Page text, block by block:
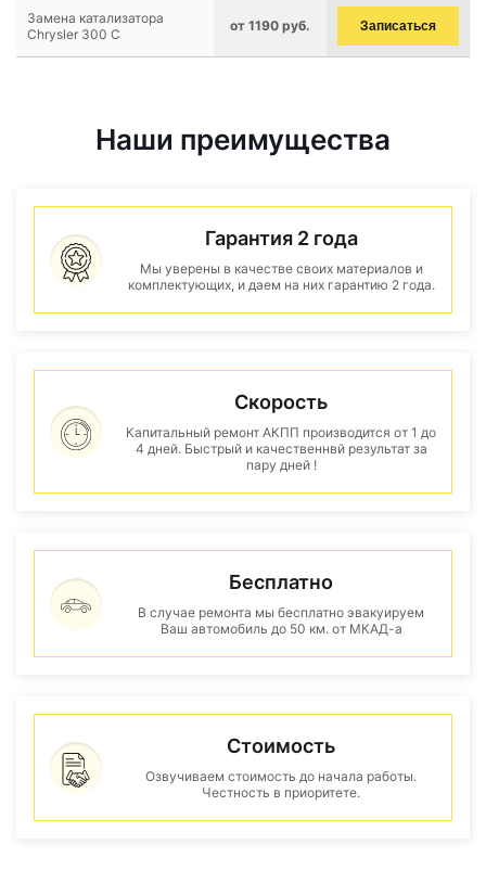
Замена катализатора
Chrysler 300 C
от 1190 руб. Записаться
Наши преимущества
Гарантия 2 года
Мы уверены в качестве своих материалов и
комплектующих, и даем на них гарантию 2 года.
Скорость
Капитальный ремонт АКПП производится от 1 до
4 дней. Быстрый и качественнвй результат за
пару дней !
Бесплатно
В случае ремонта мы бесплатно эвакуируем
Ваш автомобиль до 50 км. от МКАД-а
Стоимость
Озвучиваем стоимость до начала работы.
Честность в приоритете.